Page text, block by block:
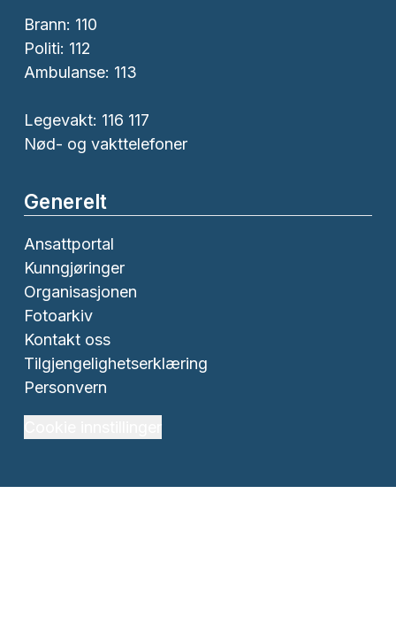
Brann: 110
Politi: 112
Ambulanse: 113
Legevakt: 116 117
Nød- og vakttelefoner
Generelt
Ansattportal
Kunngjøringer
Organisasjonen
Fotoarkiv
Kontakt oss
Tilgjengelighetserklæring
Personvern